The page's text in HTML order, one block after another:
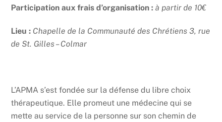
Participation aux frais d’organisation :à partir de 10€
Lieu : Chapelle de la Communauté des Chrétiens 3, rue
de St. Gilles – Colmar
L’APMA s’est fondée sur la défense du libre choix
thérapeutique. Elle promeut une médecine qui se
mette au service de la personne sur son chemin de